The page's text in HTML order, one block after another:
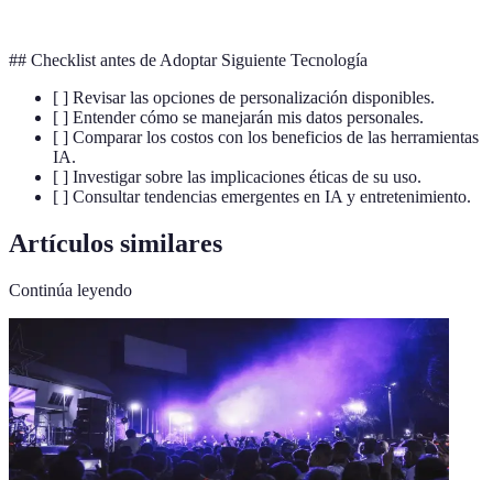
## Checklist antes de Adoptar Siguiente Tecnología
[ ] Revisar las opciones de personalización disponibles.
[ ] Entender cómo se manejarán mis datos personales.
[ ] Comparar los costos con los beneficios de las herramientas
IA.
[ ] Investigar sobre las implicaciones éticas de su uso.
[ ] Consultar tendencias emergentes en IA y entretenimiento.
Artículos similares
Continúa leyendo